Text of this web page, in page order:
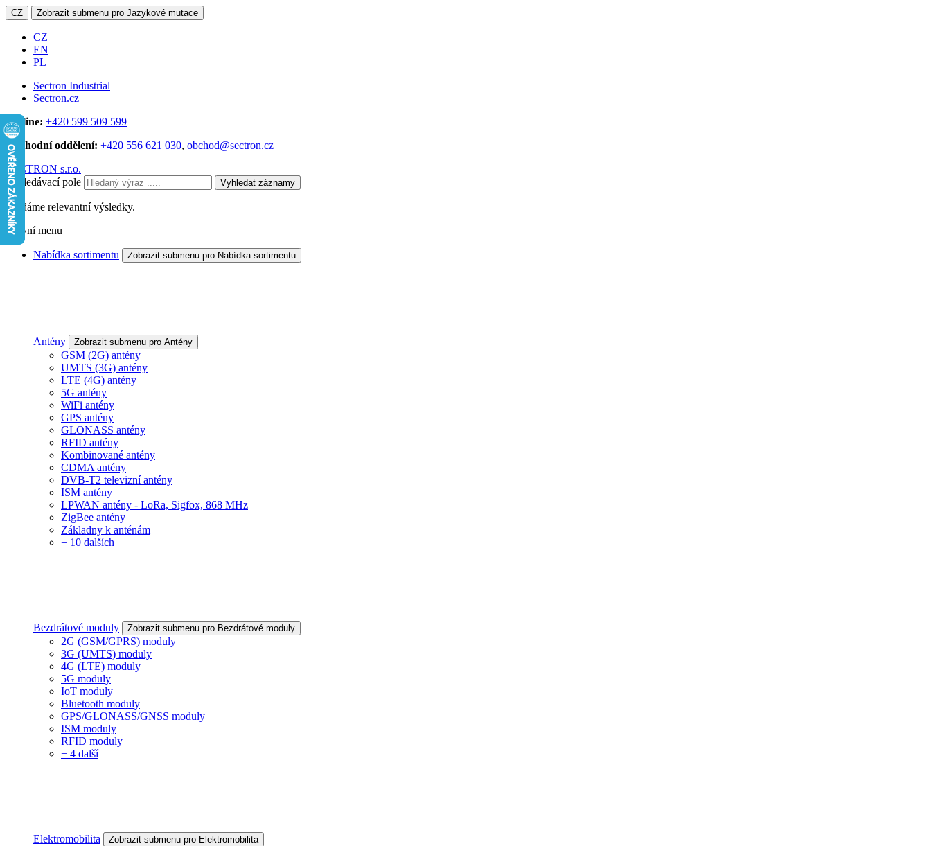
CZ Zobrazit submenu pro Jazykové mutace
CZ
EN
PL
Sectron Industrial
Sectron.cz
Hotline: +420 599 509 599
Obchodní oddělení: +420 556 621 030, obchod@sectron.cz
SECTRON s.r.o.
Vyhledávací pole
Vyhledat záznamy
Hledáme relevantní výsledky.
Hlavní menu
Nabídka sortimentu Zobrazit submenu pro Nabídka sortimentu
Antény Zobrazit submenu pro Antény
GSM (2G) antény
UMTS (3G) antény
LTE (4G) antény
5G antény
WiFi antény
GPS antény
GLONASS antény
RFID antény
Kombinované antény
CDMA antény
DVB-T2 televizní antény
ISM antény
LPWAN antény - LoRa, Sigfox, 868 MHz
ZigBee antény
Základny k anténám
+ 10 dalších
Bezdrátové moduly Zobrazit submenu pro Bezdrátové moduly
2G (GSM/GPRS) moduly
3G (UMTS) moduly
4G (LTE) moduly
5G moduly
IoT moduly
Bluetooth moduly
GPS/GLONASS/GNSS moduly
ISM moduly
RFID moduly
+ 4 další
Elektromobilita Zobrazit submenu pro Elektromobilita